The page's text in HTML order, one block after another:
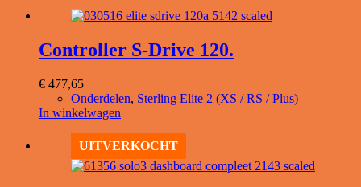
Controller S-Drive 120.
€ 477,65
Onderdelen, Sterling Elite 2 (XS / RS / Plus)
In winkelwagen
UITVERKOCHT